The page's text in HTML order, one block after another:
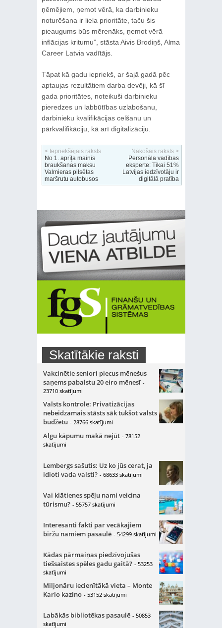
ņēmējiem, ņemot vērā, ka darbinieku
noturēšana ir liela prioritāte, taču šis
pieaugums būs mērenāks, ņemot vērā
inflācijas kritumu”, stāsta Aivis Brodiņš, Alma
Career Latvia vadītājs.
Tāpat kā gadu iepriekš, ar šajā gadā pēc
aptaujas rezultātiem darba devēji, kā šī
gada prioritātes, noteikuši darbinieku
pieredzes un labbūtības uzlabošanu,
darbinieku kvalifikācijas celšanu un
pārkvalifikāciju, kā arī digitalizāciju.
< Iepriekšējais raksts
No 1. aprīļa mainīs
braukšanas maksu
Valmieras pilsētas
maršrutu autobusos
Nākošais raksts >
Personāla vadības
eksperte: Tikai 51%
Latvijas iedzīvotāju ir
digitālā pratība
Skatītākie raksti
Vakcinētie seniori piecus mēnešus
saņems pabalstu 20 eiro mēnesī -
23710 skatījumi
Valsts kontrole: Privatizācijas
nebeidzamais stāsts sāk tukšot valsts
budžetu - 28766 skatījumi
Algu kāpumu makā nejūt - 78152
skatījumi
Lembergs sašutis: Uz ko jūs cerat, ja
idioti vada valsti? - 68633 skatījumi
Vai klātienes spēļu nami veicina
tūrismu? - 55757 skatījumi
Interesanti fakti par vecākajiem
biržu namiem pasaulē - 54299 skatījumi
Kādas pārmaiņas piedzīvojušas
tiešsaistes spēles gadu gaitā? - 53253
skatījumi
Miljonāru iecienītākā vieta – Monte
Karlo kazino - 53152 skatījumi
Labākās bibliotēkas pasaulē - 50853
skatījumi